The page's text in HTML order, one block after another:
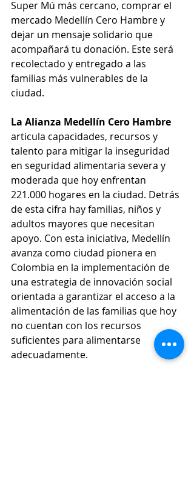
Super Mú más cercano, comprar el
mercado Medellín Cero Hambre y
dejar un mensaje solidario que
acompañará tu donación. Este será
recolectado y entregado a las
familias más vulnerables de la
ciudad.
La Alianza Medellín Cero Hambre
articula capacidades, recursos y
talento para mitigar la inseguridad
en seguridad alimentaria severa y
moderada que hoy enfrentan
221.000 hogares en la ciudad. Detrás
de esta cifra hay familias, niños y
adultos mayores que necesitan
apoyo. Con esta iniciativa, Medellín
avanza como ciudad pionera en
Colombia en la implementación de
una estrategia de innovación social
orientada a garantizar el acceso a la
alimentación de las familias que hoy
no cuentan con los recursos
suficientes para alimentarse
adecuadamente.